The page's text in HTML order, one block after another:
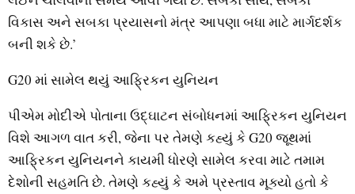
વિકાસ અને સબકા પ્રયાસનો મંત્ર આપણા બધા માટે માર્ગદર્શક
બની શકે છે.’
G20 માં સામેલ થયું આફ્રિકન યુનિયન
પીએમ મોદીએ પોતાના ઉદ્ઘાટન સંબોધનમાં આફ્રિકન યુનિયન
વિશે આગળ વાત કરી, જેના પર તેમણે કહ્યું કે G20 જૂથમાં
આફ્રિકન યુનિયનને કાયમી ધોરણે સામેલ કરવા માટે તમામ
દેશોની સહમતિ છે. તેમણે કહ્યું કે અમે પ્રસ્તાવ મૂક્યો હતો કે